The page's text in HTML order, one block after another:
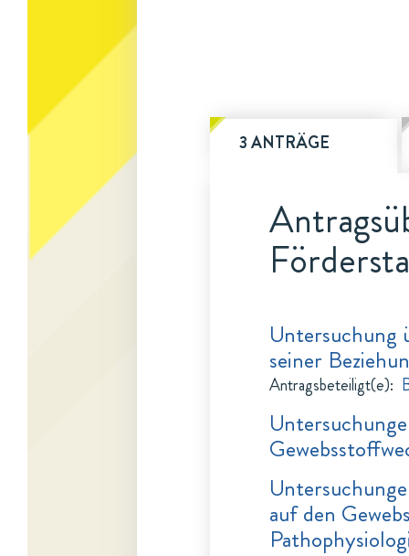
3 ANTRÄGE
Untersuchung
seiner
Antragsbeteiligt(e):
auf den